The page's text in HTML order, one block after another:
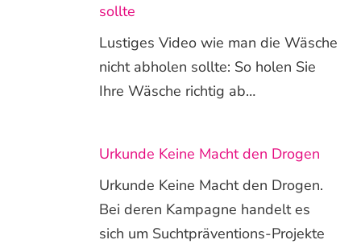
sollte
Lustiges Video wie man die Wäsche
nicht abholen sollte: So holen Sie
Ihre Wäsche richtig ab…
Urkunde Keine Macht den Drogen
Urkunde Keine Macht den Drogen.
Bei deren Kampagne handelt es
sich um Suchtpräventions-Projekte